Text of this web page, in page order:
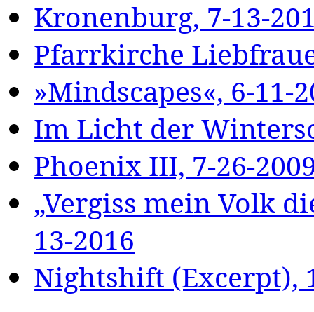
Kronenburg, 7-13-
Pfarrkirche
»Mindscapes«, 6-11-
Im Licht der
Phoenix III, 7-26-
„Vergiss mein Volk
13-2016
Nightshift (Excerpt),